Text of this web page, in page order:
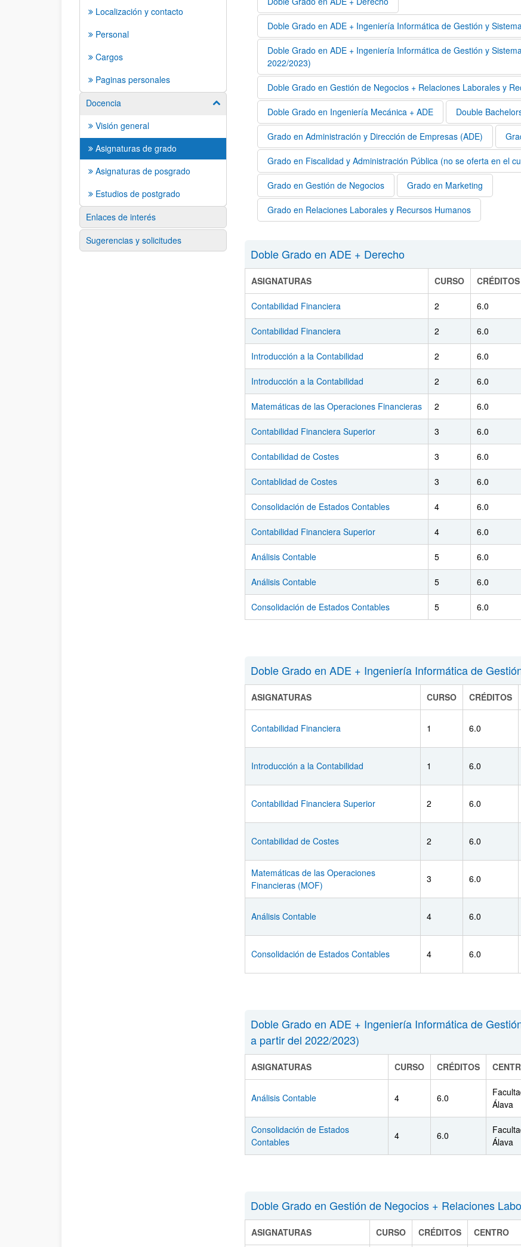
Localización y contacto
Personal
Cargos
Paginas personales
Docencia
Mostrar/ocultar subpáginas
Visión general
Asignaturas de grado
Asignaturas de posgrado
Estudios de postgrado
Enlaces de interés
Sugerencias y solicitudes
Doble Grado en ADE + Ingeniería Informática de Gestión y
Doble Grado en ADE + Ingeniería Informática de Gestión y
2022/2023)
Doble Grado en Gestión de Negocios + Relaciones Laborales y
Doble Grado en Ingeniería Mecánica + ADE Double
Grado en Administración y Dirección de Empresas (ADE)
Grado en Fiscalidad y Administración Pública (no se oferta en el
Grado en Gestión de Negocios Grado en Marketing
Grado en Relaciones Laborales y Recursos Humanos
Doble Grado en ADE + Derecho
ASIGNATURAS CURSO CRÉDITOS
Contabilidad Financiera 2 6.0
Contabilidad Financiera 2 6.0
Introducción a la Contabilidad 2 6.0
Introducción a la Contabilidad 2 6.0
Matemáticas de las Operaciones Financieras 2 6.0
Contabilidad Financiera Superior 3 6.0
Contabilidad de Costes 3 6.0
Contablidad de Costes 3 6.0
Consolidación de Estados Contables 4 6.0
Contabilidad Financiera Superior 4 6.0
Análisis Contable 5 6.0
Análisis Contable 5 6.0
Consolidación de Estados Contables 5 6.0
Doble Grado en ADE + Ingeniería Informática de
ASIGNATURAS CURSO CRÉDITOS
Contabilidad Financiera 1 6.0
Introducción a la Contabilidad 1 6.0
Contabilidad Financiera Superior 2 6.0
Contabilidad de Costes 2 6.0
Matemáticas de las Operaciones
Financieras (MOF)
3 6.0
Análisis Contable 4 6.0
Consolidación de Estados Contables 4 6.0
Doble Grado en ADE + Ingeniería Informática de
a partir del 2022/2023)
ASIGNATURAS CURSO CRÉDITOS
Análisis Contable 4 6.0
Álava
Consolidación de Estados
Contables
4 6.0
Álava
Doble Grado en Gestión de Negocios + Relaciones
ASIGNATURAS CURSO CRÉDITOS CENTRO